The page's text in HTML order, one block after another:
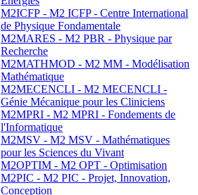
M2ICFP - M2 ICFP - Centre International
de Physique Fondamentale
M2MARES - M2 PBR - Physique par
Recherche
M2MATHMOD - M2 MM - Modélisation
Mathématique
M2MECENCLI - M2 MECENCLI -
Génie Mécanique pour les Cliniciens
M2MPRI - M2 MPRI - Fondements de
l'Informatique
M2MSV - M2 MSV - Mathématiques
pour les Sciences du Vivant
M2OPTIM - M2 OPT - Optimisation
M2PIC - M2 PIC - Projet, Innovation,
Conception